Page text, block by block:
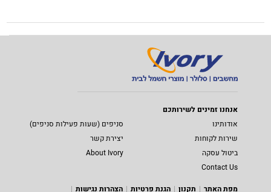
אנחנו זמינים לשירותכם
אודותינו
סניפים (שעות פעילות סניפים)
שירות לקוחות
יצירת קשר
ביטול עסקה
About Ivory
Contact Us
מפת האתר
תקנון הגנת פרטיות
הצהרות נגישות